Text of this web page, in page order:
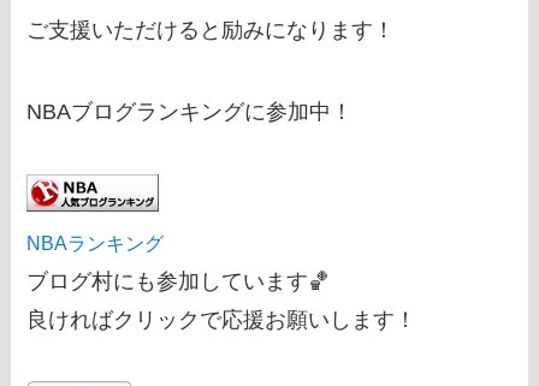
ご支援いただけると励みになります！
NBAブログランキングに参加中！
NBAランキング
ブログ村にも参加しています🏀
良ければクリックで応援お願いします！